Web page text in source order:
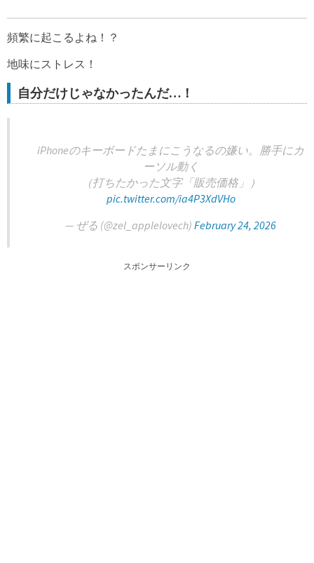
頻繁に起こるよね！？
地味にストレス！
自分だけじゃなかったんだ…！
iPhoneのキーボードたまにこうなるの嫌い。勝手にカ
ーソル動く
（打ちたかった文字「販売価格」）
pic.twitter.com/ia4P3XdVHo
— ぜる (@zel_applelovech) February 24, 2026
スポンサーリンク